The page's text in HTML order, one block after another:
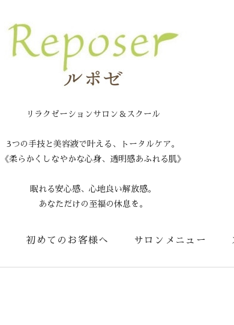
リラクゼーションサロン＆スクール
3つの手技と美容液で叶える、トータルケア。
《柔らかくしなやかな心身、透明感あふれる肌》
眠れる安心感、心地良い解放感。
あなただけの至福の休息を。
初めてのお客様へ サロンメニュー